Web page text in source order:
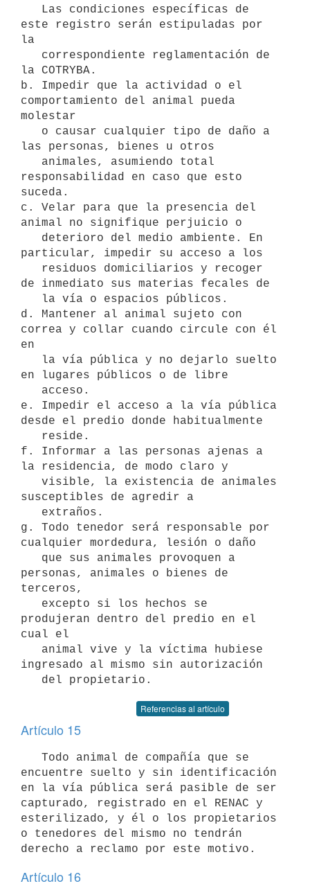
este registro serán estipuladas por
la
la COTRYBA.
b. Impedir que la actividad o el
comportamiento del animal pueda
molestar
las personas, bienes u otros
responsabilidad en caso que esto
suceda.
c. Velar para que la presencia del
animal no signifique perjuicio o
particular, impedir su acceso a los
de inmediato sus materias fecales de
d. Mantener al animal sujeto con
correa y collar cuando circule con él
en
en lugares públicos o de libre
e. Impedir el acceso a la vía pública
desde el predio donde habitualmente
f. Informar a las personas ajenas a
la residencia, de modo claro y
susceptibles de agredir a
g. Todo tenedor será responsable por
cualquier mordedura, lesión o daño
personas, animales o bienes de
terceros,
produjeran dentro del predio en el
cual el
ingresado al mismo sin autorización
Referencias al artículo
Artículo 15
encuentre suelto y sin identificación
en la vía pública será pasible de ser
capturado, registrado en el RENAC y
esterilizado, y él o los propietarios
o tenedores del mismo no tendrán
Artículo 16